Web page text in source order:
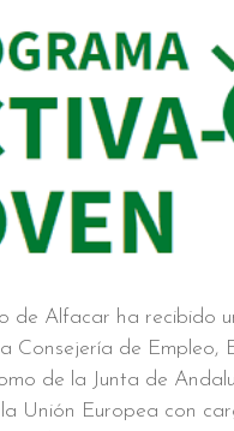
de Alfacar ha recibido
Consejería de Empleo,
de la Junta de
Unión Europea con